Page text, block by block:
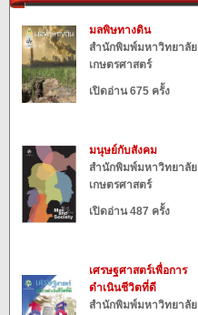
มลพิษทางดิน
สำนักพิมพ์มหาวิทยาลัย
เกษตรศาสตร์
เปิดอ่าน 675 ครั้ง
มนุษย์กับสังคม
สำนักพิมพ์มหาวิทยาลัย
เกษตรศาสตร์
เปิดอ่าน 487 ครั้ง
เศรษฐศาสตร์เพื่อการ
ดำเนินชีวิตที่ดี
สำนักพิมพ์มหาวิทยาลัย